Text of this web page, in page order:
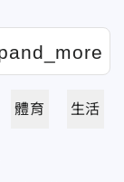
體育 生活